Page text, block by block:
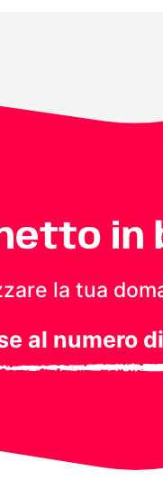
in
la tua
al numero